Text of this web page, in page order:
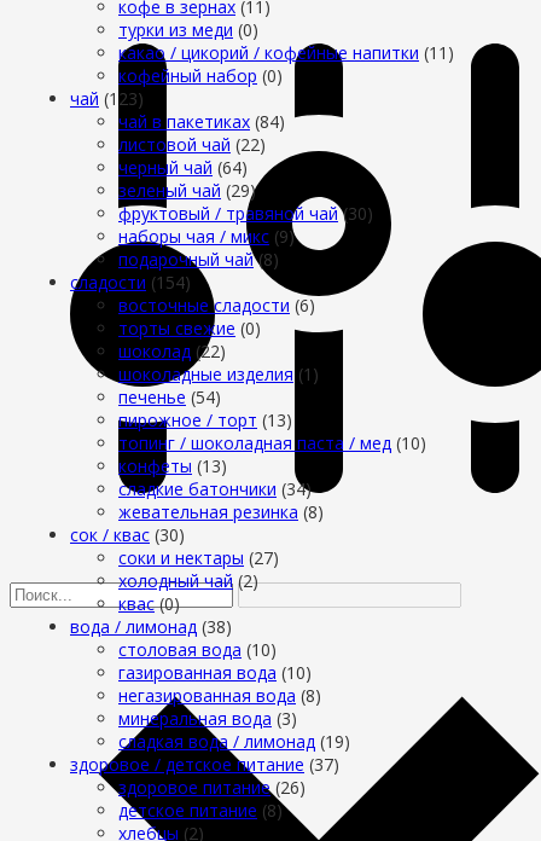
кофе в зернах (11)
турки из меди (0)
какао / цикорий / кофейные напитки (11)
кофейный набор (0)
чай (123)
чай в пакетиках (84)
листовой чай (22)
черный чай (64)
зеленый чай (29)
фруктовый / травяной чай (30)
наборы чая / микс (9)
подарочный чай (8)
сладости (154)
восточные сладости (6)
торты свежие (0)
шоколад (22)
шоколадные изделия (1)
печенье (54)
пирожное / торт (13)
топинг / шоколадная паста / мед (10)
конфеты (13)
сладкие батончики (34)
жевательная резинка (8)
сок / квас (30)
соки и нектары (27)
холодный чай (2)
квас (0)
вода / лимонад (38)
столовая вода (10)
газированная вода (10)
негазированная вода (8)
минеральная вода (3)
сладкая вода / лимонад (19)
здоровое / детское питание (37)
здоровое питание (26)
детское питание (8)
хлебцы (2)